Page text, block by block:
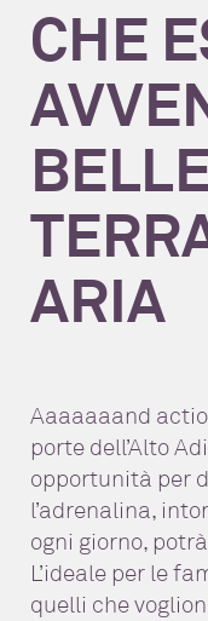
CHE
ARIA
Aaaaaaand
porte dell’Alto
opportunità per
l’adrenalina,
ogni giorno,
L’ideale per le
quelli che